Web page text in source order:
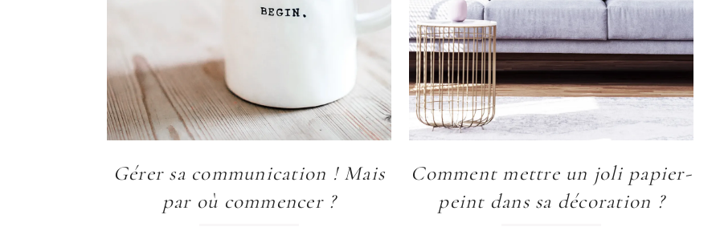
Gérer sa communication ! Mais
par où commencer ?
Comment mettre un joli papier-
peint dans sa décoration ?